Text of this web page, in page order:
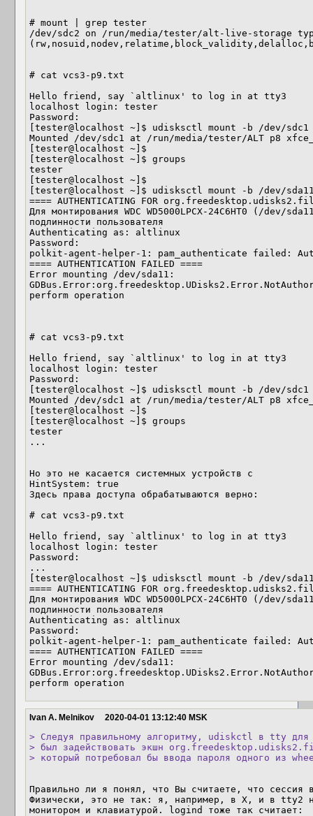
# mount | grep tester
/dev/sdc2 on /run/media/tester/alt-live-storage
# cat vcs3-p9.txt
Hello friend, say `altlinux' to log in at tty3
localhost login: tester
Password:
[tester@localhost ~]$ udisksctl mount -b /dev/sdc1
Mounted /dev/sdc1 at /run/media/tester/ALT p8
[tester@localhost ~]$
[tester@localhost ~]$ groups
tester
[tester@localhost ~]$
[tester@localhost ~]$ udisksctl mount -b /dev/
==== AUTHENTICATING FOR
Для монтирования WDC WD5000LPCX-24C6HT0 (/dev/
подлинности пользователя
Authenticating as: altlinux
Password:
polkit-agent-helper-1: pam_authenticate failed:
==== AUTHENTICATION FAILED ====
Error mounting /dev/sda11:
perform operation
# cat vcs3-p9.txt
Hello friend, say `altlinux' to log in at tty3
localhost login: tester
Password:
[tester@localhost ~]$ udisksctl mount -b /dev/sdc1
Mounted /dev/sdc1 at /run/media/tester/ALT p8
[tester@localhost ~]$
[tester@localhost ~]$ groups
tester
...
Но это не касается системных устройств с
HintSystem: true
Здесь права доступа обрабатываются верно:
# cat vcs3-p9.txt
Hello friend, say `altlinux' to log in at tty3
localhost login: tester
Password:
...
[tester@localhost ~]$ udisksctl mount -b /dev/
==== AUTHENTICATING FOR
Для монтирования WDC WD5000LPCX-24C6HT0 (/dev/
подлинности пользователя
Authenticating as: altlinux
Password:
polkit-agent-helper-1: pam_authenticate failed:
==== AUTHENTICATION FAILED ====
Error mounting /dev/sda11:
perform operation
Ivan A. Melnikov 2020-04-01 13:12:40 MSK
> Следуя правильному алгоритму, udiskctl в tty для
> был задействовать экшн
> который потребовал бы ввода пароля одного из
Правильно ли я понял, что Вы считаете, что
Физически, это не так: я, например, в X, и в tty2
монитором и клавиатурой. logind тоже так считает: